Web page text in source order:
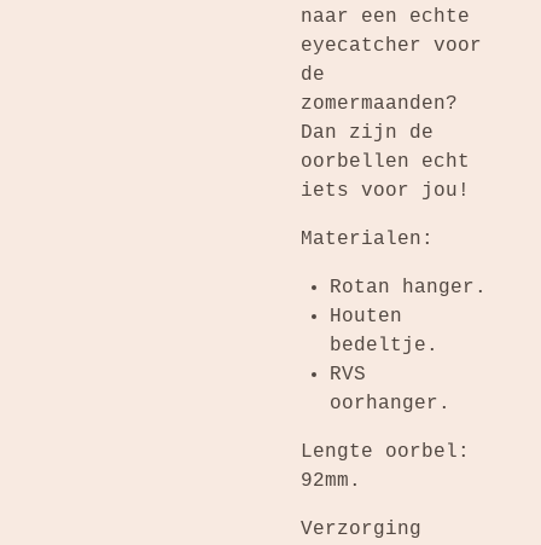
naar een echte
eyecatcher voor
de
zomermaanden?
Dan zijn de
oorbellen echt
iets voor jou!
Materialen:
Rotan hanger.
Houten
bedeltje.
RVS
oorhanger.
Lengte oorbel:
92mm.
Verzorging